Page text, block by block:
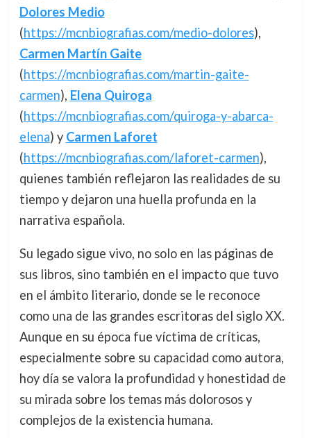
Dolores Medio
(https://mcnbiografias.com/medio-dolores),
Carmen Martín Gaite
(https://mcnbiografias.com/martin-gaite-
carmen), Elena Quiroga
(https://mcnbiografias.com/quiroga-y-abarca-
elena) y Carmen Laforet
(https://mcnbiografias.com/laforet-carmen),
quienes también reflejaron las realidades de su
tiempo y dejaron una huella profunda en la
narrativa española.
Su legado sigue vivo, no solo en las páginas de
sus libros, sino también en el impacto que tuvo
en el ámbito literario, donde se le reconoce
como una de las grandes escritoras del siglo XX.
Aunque en su época fue víctima de críticas,
especialmente sobre su capacidad como autora,
hoy día se valora la profundidad y honestidad de
su mirada sobre los temas más dolorosos y
complejos de la existencia humana.